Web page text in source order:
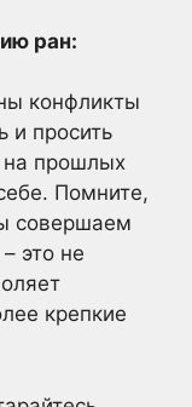
ран:
конфликты
и просить
на прошлых
Помните,
совершаем
это не
крепкие